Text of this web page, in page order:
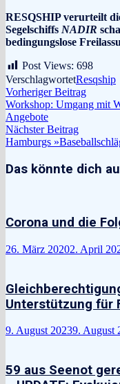
RESQSHIP verurteilt
Segelschiffs NADIR
bedingungslose
Post Views: 698
VerschlagwortetResqship
Vorheriger Beitrag
Beitrag:
Workshop: Umgang mit
Angebote
Nächster BeitragNächster
Beitrag:
Hamburgs
Das könnte dich
Corona und die
26. März 20202. April
Unterstützung für
9. August 20239. August
59 aus Seenot